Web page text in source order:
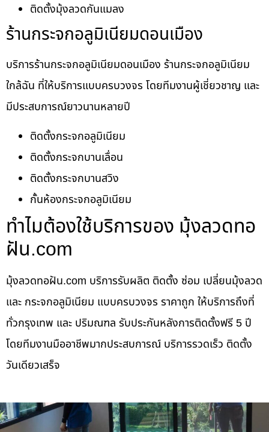
ติดตั้งมุ้งลวดกันแมลง
ร้านกระจกอลูมิเนียมดอนเมือง
บริการร้านกระจกอลูมิเนียมดอนเมือง ร้านกระจกอลูมิเนียม
ใกล้ฉัน ที่ให้บริการแบบครบวงจร โดยทีมงานผู้เชี่ยวชาญ และ
มีประสบการณ์ยาวนานหลายปี
ติดตั้งกระจกอลูมิเนียม
ติดตั้งกระจกบานเลื่อน
ติดตั้งกระจกบานสวิง
กั้นห้องกระจกอลูมิเนียม
ทำไมต้องใช้บริการของ มุ้งลวดทอ
ฝัน.com
มุ้งลวดทอฝัน.com บริการรับผลิต ติดตั้ง ซ่อม เปลี่ยนมุ้งลวด
และ กระจกอลูมิเนียม แบบครบวงจร ราคาถูก ให้บริการถึงที่
ทั่วกรุงเทพ และ ปริมณฑล รับประกันหลังการติดตั้งฟรี 5 ปี
โดยทีมงานมืออาชีพมากประสบการณ์ บริการรวดเร็ว ติดตั้ง
วันเดียวเสร็จ